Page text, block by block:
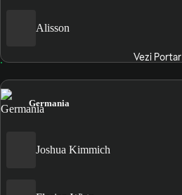
Alisson
Vezi Portar
Germania
Joshua Kimmich